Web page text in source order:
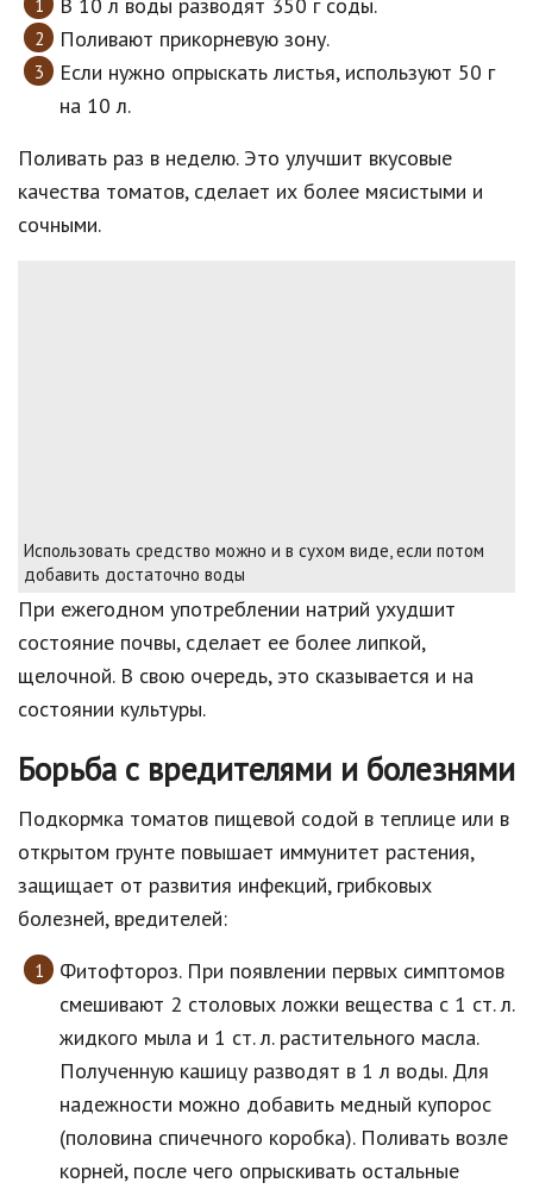
Поливают прикорневую зону.
Если нужно опрыскать листья, используют 50 г
на 10 л.
Поливать раз в неделю. Это улучшит вкусовые
качества томатов, сделает их более мясистыми и
сочными.
Использовать средство можно и в сухом виде, если потом
добавить достаточно воды
При ежегодном употреблении натрий ухудшит
состояние почвы, сделает ее более липкой,
щелочной. В свою очередь, это сказывается и на
состоянии культуры.
Борьба с вредителями и болезнями
Подкормка томатов пищевой содой в теплице или в
открытом грунте повышает иммунитет растения,
защищает от развития инфекций, грибковых
болезней, вредителей:
Фитофтороз. При появлении первых симптомов
смешивают 2 столовых ложки вещества с 1 ст. л.
жидкого мыла и 1 ст. л. растительного масла.
Полученную кашицу разводят в 1 л воды. Для
надежности можно добавить медный купорос
(половина спичечного коробка). Поливать возле
корней, после чего опрыскивать остальные